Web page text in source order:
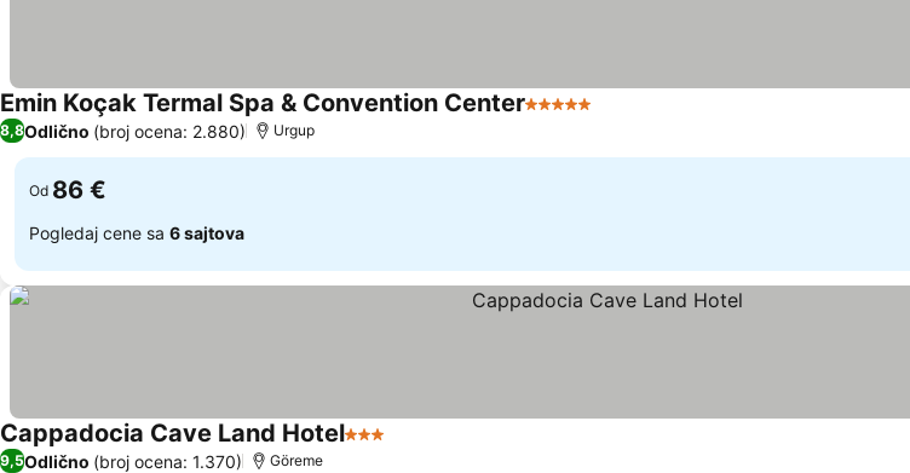
Emin Koçak Termal Spa & Convention Center5 Zvezdice
8,8Odlično (broj ocena: 2.880) Urgup
Od 86 €
Pogledaj cene sa 6 sajtova
Cappadocia Cave Land Hotel3 Zvezdice
9,5Odlično (broj ocena: 1.370) Göreme